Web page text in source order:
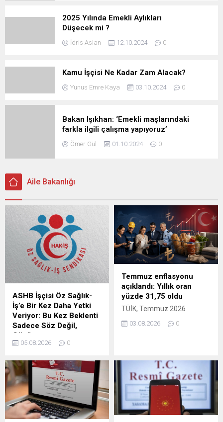
2025 Yılında Emekli Aylıkları
Düşecek mi ?
İdris Aslan 12.10.2024 0
Kamu İşçisi Ne Kadar Zam Alacak?
Yunus Emre Kaya 03.10.2024 0
Bakan Işıkhan: ‘Emekli maşlarındaki
farkla ilgili çalışma yapıyoruz’
Ömer Gül 01.10.2024 0
Aile Bakanlığı
ASHB İşçisi Öz Sağlık-
İş’e Bir Kez Daha Yetki
Veriyor: Bu Kez Beklenti
Sadece Söz Değil,
Çözüm
Aile ve Sosyal Hizmetler
çalışan işçileri kapsayacak
2027-2028 dönemi toplu iş
sözleşmesi öncesinde yetki
yarışı şekillenmeye başladı.
Öz Sağlık-İş Sendikası
tarafından teşkilat
05.08.2026 0
Temmuz enflasyonu
açıklandı: Yıllık oran
yüzde 31,75 oldu
TÜİK, Temmuz 2026
1,78, yıllık yüzde 31,75
03.08.2026 0